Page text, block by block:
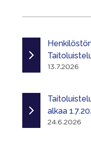
13.7.2026
alkaa
24.6.2026